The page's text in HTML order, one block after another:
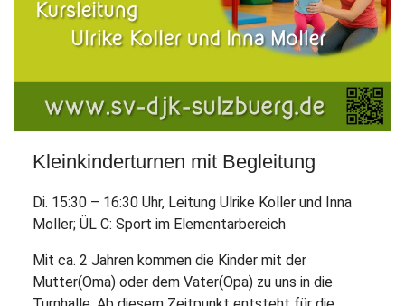
Kleinkinderturnen mit Begleitung
Di. 15:30 – 16:30 Uhr, Leitung Ulrike Koller und Inna
Moller; ÜL C: Sport im Elementarbereich
Mit ca. 2 Jahren kommen die Kinder mit der
Mutter(Oma) oder dem Vater(Opa) zu uns in die